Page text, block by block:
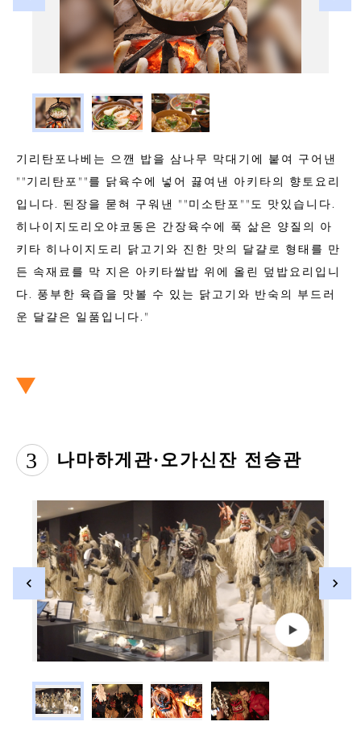
기리탄포나베는 으깬 밥을 삼나무 막대기에 붙여 구어낸
""기리탄포""를 닭육수에 넣어 끓여낸 아키타의 향토요리
입니다. 된장을 묻혀 구워낸 ""미소탄포""도 맛있습니다.
히나이지도리오야코동은 간장육수에 푹 삶은 양질의 아
키타 히나이지도리 닭고기와 진한 맛의 달걀로 형태를 만
든 속재료를 막 지은 아키타쌀밥 위에 올린 덮밥요리입니
다. 풍부한 육즙을 맛볼 수 있는 닭고기와 반숙의 부드러
운 달걀은 일품입니다."
3 나마하게관·오가신잔 전승관